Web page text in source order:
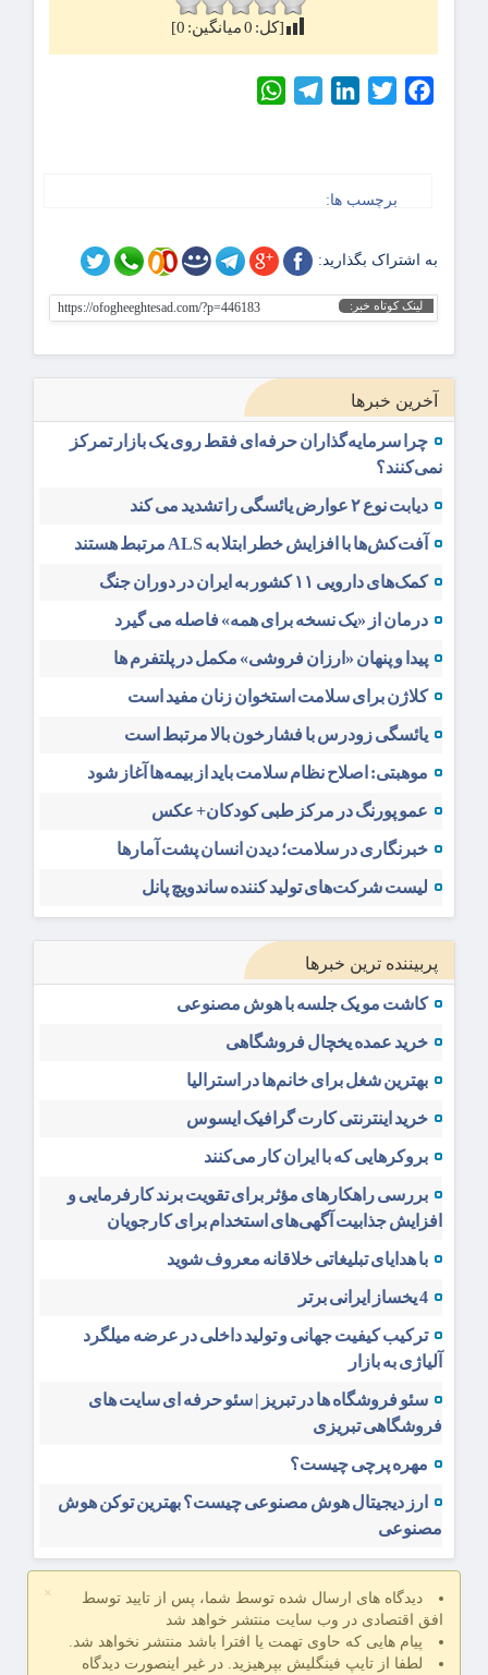
[کل: 0میانگین: 0
]
Facebook
Twitter
LinkedIn
Telegram
برچسب ها:
به اشتراک بگذارید:
لینک کوتاه خبر: https://ofogheeghtesad.com/?p=446183
آخرین خبرها
چرا سرمایه‌گذاران حرفه‌ای فقط روی یک بازار تمرکز
نمی‌کنند؟
دیابت نوع ۲ عوارض یائسگی را تشدید می کند
آفت‌کش‌ها با افزایش خطر ابتلا به ALS مرتبط هستند
کمک‌های دارویی ۱۱ کشور به ایران در دوران جنگ
درمان از «یک نسخه برای همه» فاصله می گیرد
پیدا و پنهان «ارزان فروشی» مکمل در پلتفرم ها
کلاژن برای سلامت استخوان زنان مفید است
یائسگی زودرس با فشارخون بالا مرتبط است
موهبتی: اصلاح نظام سلامت باید از بیمه‌ها آغاز شود
عمو پورنگ در مرکز طبی کودکان+ عکس
خبرنگاری در سلامت؛ دیدن انسان پشت آمارها
لیست شرکت‌های تولید کننده ساندویچ پانل
پربیننده ترین خبرها
کاشت مو یک جلسه با هوش مصنوعی
خرید عمده یخچال فروشگاهی
بهترین شغل برای خانم‌ها در استرالیا
خرید اینترنتی کارت گرافیک ایسوس
بروکرهایی‌ که با ایران کار می‌کنند
بررسی راهکارهای مؤثر برای تقویت برند کارفرمایی و
افزایش جذابیت آگهی‌های استخدام برای کارجویان
با هدایای تبلیغاتی خلاقانه معروف شوید
4 یخساز ایرانی برتر
ترکیب کیفیت جهانی و تولید داخلی در عرضه میلگرد
آلیاژی به بازار
سئو فروشگاه‌ ها در تبریز | سئو حرفه ای سایت های
فروشگاهی تبریزی
مهره پرچی چیست؟
ارز دیجیتال هوش مصنوعی چیست؟ بهترین توکن هوش
مصنوعی
×
دیدگاه های ارسال شده توسط شما، پس از تایید توسط
افق اقتصادی در وب سایت منتشر خواهد شد
پیام هایی که حاوی تهمت یا افترا باشد منتشر نخواهد شد.
لطفا از تایپ فینگلیش بپرهیزید. در غیر اینصورت دیدگاه